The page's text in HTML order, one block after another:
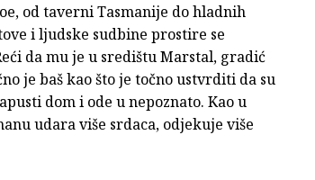
od taverni Tasmanije do hladnih
i ljudske sudbine prostire se
da mu je u središtu Marstal, gradić
je baš kao što je točno ustvrditi da su
dom i ode u nepoznato. Kao u
udara više srdaca, odjekuje više